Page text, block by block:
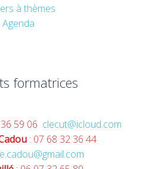
à thèmes
Agenda
formatrices
59 06 clecut@icloud.com
: 07 68 32 36 44